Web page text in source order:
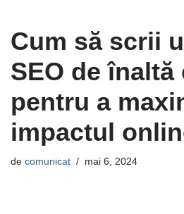
Cum să scrii
SEO de înaltă
pentru a
impactul
de comunicat mai 6, 2024